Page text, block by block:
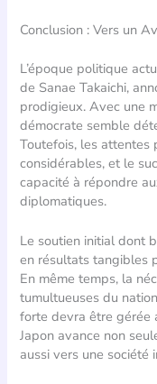
Conclusion : Vers un
L’époque politique
de Sanae Takaichi,
prodigieux. Avec une
démocrate semble
Toutefois, les attentes
considérables, et le
capacité à répondre
diplomatiques.
Le soutien initial dont
en résultats tangibles
En même temps, la
tumultueuses du
forte devra être gérée
Japon avance non
aussi vers une société